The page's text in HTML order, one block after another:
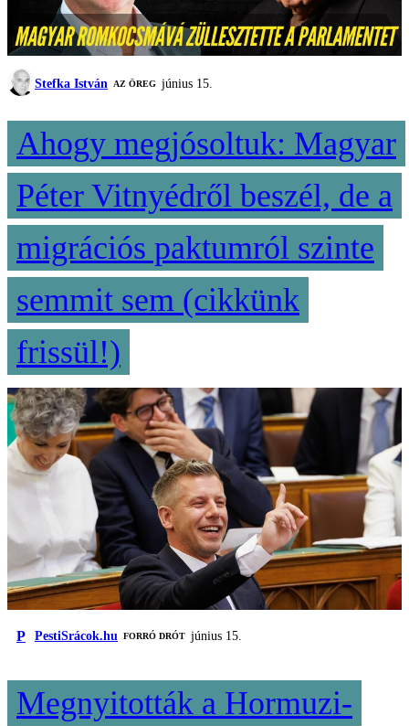
Stefka István AZ ÖREG június 15.
Ahogy megjósoltuk: Magyar
Péter Vitnyédről beszél, de a
migrációs paktumról szinte
semmit sem (cikkünk
frissül!)
P PestiSrácok.hu FORRÓ DRÓT június 15.
Megnyitották a Hormuzi-